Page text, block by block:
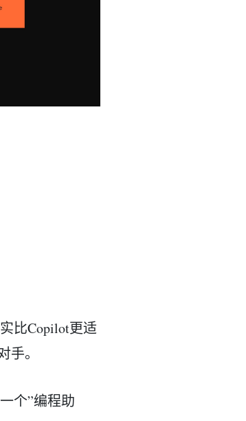
比Copilot更适
。
个”编程助